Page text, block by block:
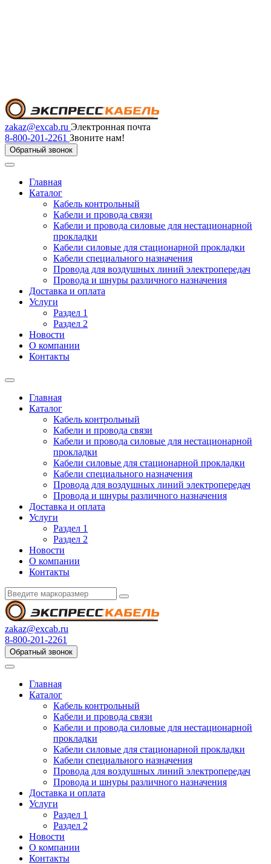
zakaz@excab.ru Электронная почта
8-800-201-2261 Звоните нам!
Обратный звонок
Главная
Каталог
Кабель контрольный
Кабели и провода связи
Кабели и провода силовые для нестационарной
прокладки
Кабели силовые для стационарной прокладки
Кабели специального назначения
Провода для воздушных линий электропередач
Провода и шнуры различного назначения
Доставка и оплата
Услуги
Раздел 1
Раздел 2
Новости
О компании
Контакты
Главная
Каталог
Кабель контрольный
Кабели и провода связи
Кабели и провода силовые для нестационарной
прокладки
Кабели силовые для стационарной прокладки
Кабели специального назначения
Провода для воздушных линий электропередач
Провода и шнуры различного назначения
Доставка и оплата
Услуги
Раздел 1
Раздел 2
Новости
О компании
Контакты
zakaz@excab.ru
8-800-201-2261
Обратный звонок
Главная
Каталог
Кабель контрольный
Кабели и провода связи
Кабели и провода силовые для нестационарной
прокладки
Кабели силовые для стационарной прокладки
Кабели специального назначения
Провода для воздушных линий электропередач
Провода и шнуры различного назначения
Доставка и оплата
Услуги
Раздел 1
Раздел 2
Новости
О компании
Контакты